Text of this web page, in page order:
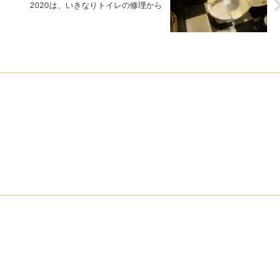
2020は、いきなりトイレの修理から